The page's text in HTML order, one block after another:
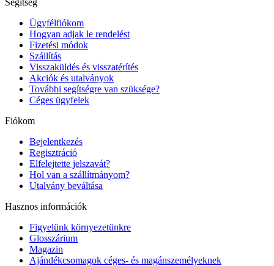
Ügyfélfiókom
Hogyan adjak le rendelést
Fizetési módok
Szállítás
Visszaküldés és visszatérítés
Akciók és utalványok
További segítségre van szüksége?
Céges ügyfelek
Fiókom
Bejelentkezés
Regisztráció
Elfelejtette jelszavát?
Hol van a szállítmányom?
Utalvány beváltása
Hasznos információk
Figyelünk környezetünkre
Glosszárium
Magazin
Ajándékcsomagok céges- és magánszemélyeknek